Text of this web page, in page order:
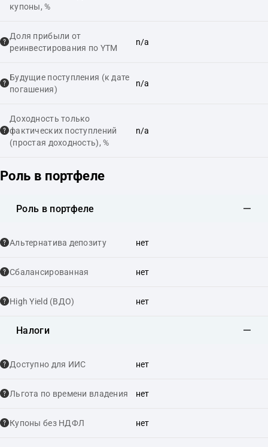
купоны, %
Доля прибыли от
реинвестирования по YTM
n/a
Будущие поступления (к дате
погашения)
n/a
Доходность только
фактических поступлений
(простая доходность), %
n/a
Роль в портфеле
Роль в портфеле
Альтернатива депозиту нет
Сбалансированная нет
High Yield (ВДО) нет
Налоги
Доступно для ИИС нет
Льгота по времени владения нет
Купоны без НДФЛ нет